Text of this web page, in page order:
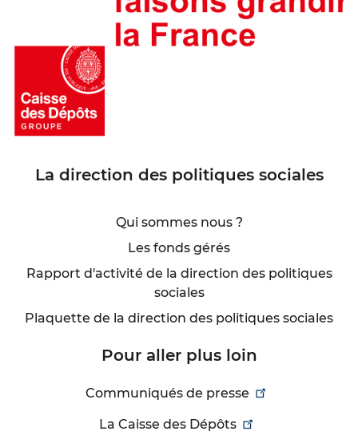
La direction des politiques sociales
Qui sommes nous ?
Les fonds gérés
Rapport d'activité de la direction des politiques
sociales
Plaquette de la direction des politiques sociales
Pour aller plus loin
Communiqués de presse
La Caisse des Dépôts